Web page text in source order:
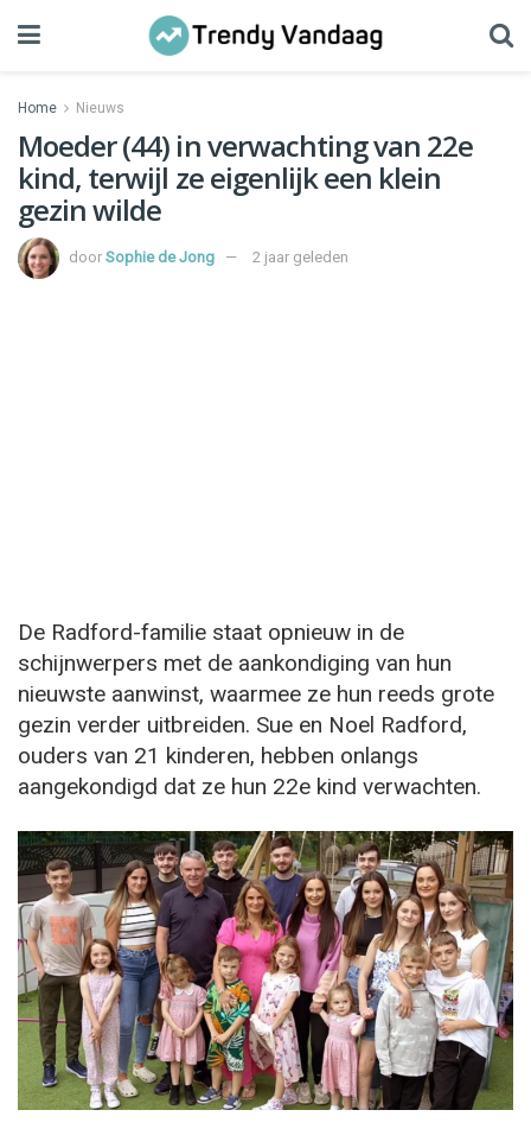
Home Nieuws
Moeder (44) in verwachting van 22e
kind, terwijl ze eigenlijk een klein
gezin wilde
door Sophie de Jong 2 jaar geleden
De Radford-familie staat opnieuw in de
schijnwerpers met de aankondiging van hun
nieuwste aanwinst, waarmee ze hun reeds grote
gezin verder uitbreiden. Sue en Noel Radford,
ouders van 21 kinderen, hebben onlangs
aangekondigd dat ze hun 22e kind verwachten.